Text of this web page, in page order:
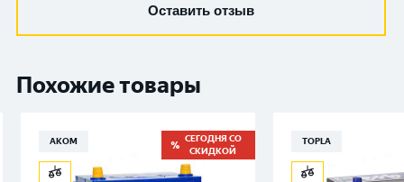
Оставить отзыв
Похожие товары
АКОМ
СЕГОДНЯ СО
СКИДКОЙ
TOPLA